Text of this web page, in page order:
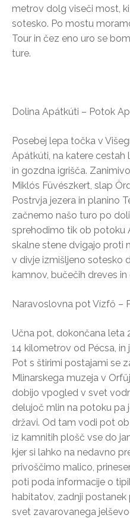
metrov dolg viseči most,
sotesko. Po mostu
Tour in čez eno uro se
ture.
Dolina Apátkúti – Potok
Posebej lepa točka v
Apátkúti, na katere cestah
in gozdna igrišča.
Miklós Füvészkert, slap
Postrvja jezera in planino
začnemo našo turo po
sprehodimo tik ob potoku
skalne stene dvigajo proti
v divje izmišljeno sotesko
kamnov, bučečih dreves in
Naravoslovna pot Vízfő –
Učna pot, dokončana leta
14 kilometrov od Pécsa, in
Pot s štirimi postajami se
Mlinarskega muzeja v
dobijo vpogled v svet
delujoč mlin na potoku pa
državi. Od tam vodi pot
iz kamnitih plošč vse do
kjer si lahko na nedavno
privoščimo malico,
poti poda informacije o
habitatov, zadnji
svet zavarovanega